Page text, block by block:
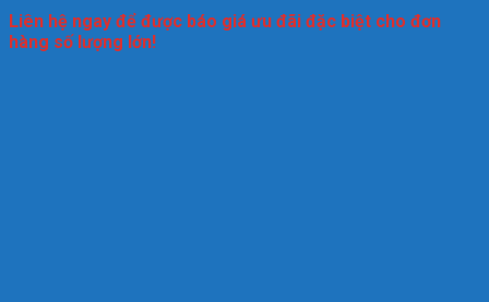
Liên hệ ngay để được báo giá ưu đãi đặc biệt cho đơn
hàng số lượng lớn!